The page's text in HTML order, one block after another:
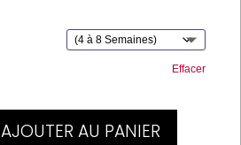
Effacer
AJOUTER AU PANIER